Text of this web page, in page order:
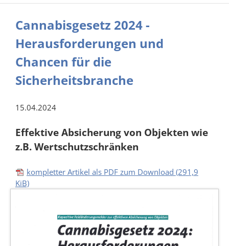
Cannabisgesetz 2024 -
Herausforderungen und
Chancen für die
Sicherheitsbranche
15.04.2024
Effektive Absicherung von Objekten wie
z.B. Wertschutzschränken
kompletter Artikel als PDF zum Download (291,9
KiB)